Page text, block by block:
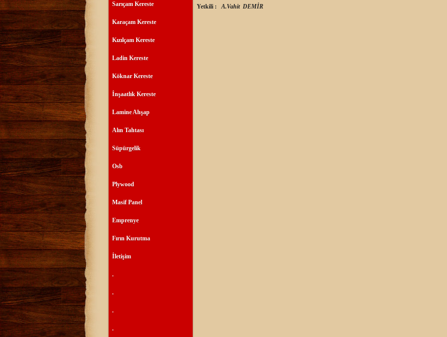
Sarıçam Kereste
Karaçam Kereste
Kızılçam Kereste
Ladin Kereste
Köknar Kereste
İnşaatlık Kereste
Lamine Ahşap
Alın Tahtası
Süpürgelik
Osb
Plywood
Masif Panel
Emprenye
Fırın Kurutma
İletişim
.
.
.
.
Yetkili :
A.Vahit DEMİR